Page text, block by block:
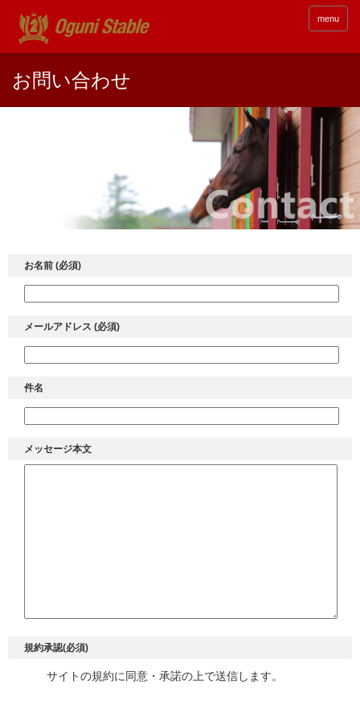
menu
お問い合わせ
お名前 (必須)
メールアドレス (必須)
件名
メッセージ本文
規約承認(必須)
サイトの規約に同意・承諾の上で送信します。